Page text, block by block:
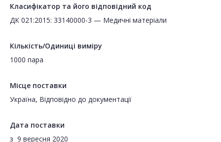
Класифікатор та його відповідний код
ДК 021:2015: 33140000-3 — Медичні матеріали
Кількість/Одиниці виміру
1000 пара
Місце поставки
Україна, Відповідно до документації
Дата поставки
з 9 вересня 2020